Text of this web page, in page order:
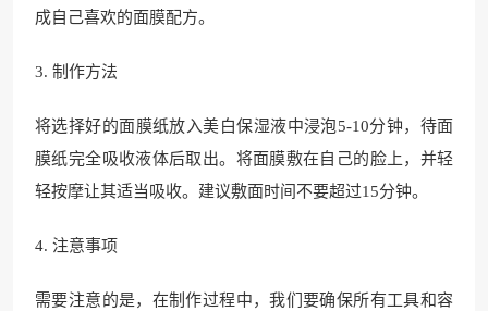
成自己喜欢的面膜配方。
3. 制作方法
将选择好的面膜纸放入美白保湿液中浸泡5-10分钟，待面
膜纸完全吸收液体后取出。将面膜敷在自己的脸上，并轻
轻按摩让其适当吸收。建议敷面时间不要超过15分钟。
4. 注意事项
需要注意的是，在制作过程中，我们要确保所有工具和容